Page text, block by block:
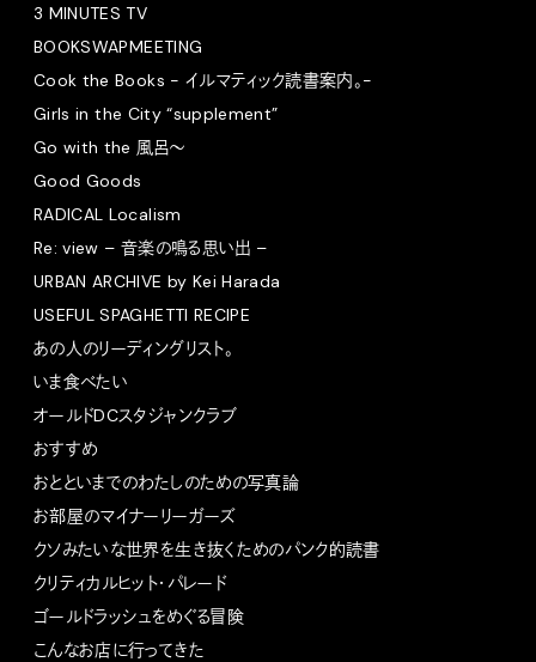
3 MINUTES TV
BOOKSWAPMEETING
Cook the Books - イルマティック読書案内。-
Girls in the City “supplement”
Go with the 風呂〜
Good Goods
RADICAL Localism
Re: view – 音楽の鳴る思い出 –
URBAN ARCHIVE by Kei Harada
USEFUL SPAGHETTI RECIPE
あの人のリーディングリスト。
いま食べたい
オールドDCスタジャンクラブ
おすすめ
おとといまでのわたしのための写真論
お部屋のマイナーリーガーズ
クソみたいな世界を生き抜くためのパンク的読書
クリティカルヒット・パレード
ゴールドラッシュをめぐる冒険
こんなお店に行ってきた